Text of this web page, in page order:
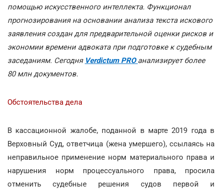
помощью искусственного интеллекта. Функционал
прогнозирования на основании анализа текста искового
заявления создан для предварительной оценки рисков и
экономии времени адвоката при подготовке к судебным
заседаниям. Сегодня Verdictum PROанализирует более
80 млн документов.
Обстоятельства дела
В кассационной жалобе, поданной в марте 2019 года в
Верховный Суд, ответчица (жена умершего), ссылаясь на
неправильное применение норм материального права и
нарушения норм процессуального права, просила
отменить судебные решения судов первой и